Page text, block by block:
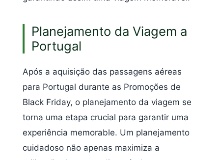
Planejamento da Viagem a
Portugal
Após a aquisição das passagens aéreas
para Portugal durante as Promoções de
Black Friday, o planejamento da viagem se
torna uma etapa crucial para garantir uma
experiência memorable. Um planejamento
cuidadoso não apenas maximiza a